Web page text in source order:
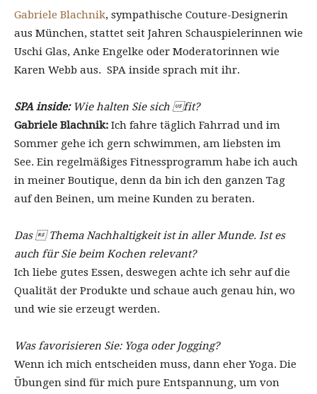
Gabriele Blachnik, sympathische Couture-Designerin
aus München, stattet seit Jahren Schauspielerinnen wie
Uschi Glas, Anke Engelke oder Moderatorinnen wie
Karen Webb aus. SPA inside sprach mit ihr.
SPA inside:Wie halten Sie sich fit?
Gabriele Blachnik: Ich fahre täglich Fahrrad und im
Sommer gehe ich gern schwimmen, am liebsten im
See. Ein regelmäßiges Fitnessprogramm habe ich auch
in meiner Boutique, denn da bin ich den ganzen Tag
auf den Beinen, um meine Kunden zu beraten.
Das  Thema Nachhaltigkeit ist in aller Munde. Ist es
auch für Sie beim Kochen relevant?
Ich liebe gutes Essen, deswegen achte ich sehr auf die
Qualität der Produkte und schaue auch genau hin, wo
und wie sie erzeugt werden.
Was favorisieren Sie: Yoga oder Jogging?
Wenn ich mich entscheiden muss, dann eher Yoga. Die
Übungen sind für mich pure Entspannung, um von